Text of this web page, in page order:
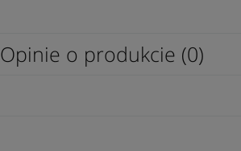
Opinie o produkcie (0)